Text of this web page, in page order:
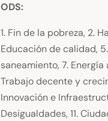
ODS:
1. Fin de la pobreza, 2.
Educación de calidad,
saneamiento, 7.
Trabajo decente y
Innovación e
Desigualdades, 11.